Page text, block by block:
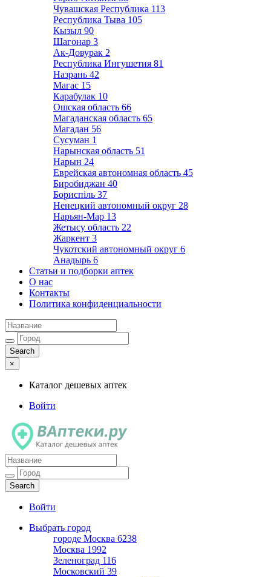
Чувашская Республика 113
Республика Тыва 105
Кызыл 90
Шагонар 3
Ак-Довурак 2
Республика Ингушетия 81
Назрань 42
Магас 15
Карабулак 10
Ошская область 66
Магаданская область 65
Магадан 56
Сусуман 1
Нарынская область 51
Нарын 24
Еврейская автономная область 45
Биробиджан 40
Бориспіль 37
Ненецкий автономный округ 28
Нарьян-Мар 13
Жетысу область 22
Жаркент 3
Чукотский автономный округ 6
Анадырь 6
Статьи и подборки аптек
О нас
Контакты
Политика конфиденциальности
×
Каталог дешевых аптек
Войти
Каталог дешевых аптек
Войти
Выбрать город
городе Москва 6238
Москва 1992
Зеленоград 116
Московский 39